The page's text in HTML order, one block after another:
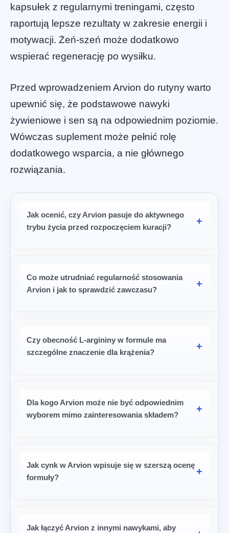
kapsułek z regularnymi treningami, często
raportują lepsze rezultaty w zakresie energii i
motywacji. Żeń-szeń może dodatkowo
wspierać regenerację po wysiłku.
Przed wprowadzeniem Arvion do rutyny warto
upewnić się, że podstawowe nawyki
żywieniowe i sen są na odpowiednim poziomie.
Wówczas suplement może pełnić rolę
dodatkowego wsparcia, a nie głównego
rozwiązania.
Jak ocenić, czy Arvion pasuje do aktywnego
trybu życia przed rozpoczęciem kuracji?
Co może utrudniać regularność stosowania
Arvion i jak to sprawdzić zawczasu?
Czy obecność L-argininy w formule ma
szczególne znaczenie dla krążenia?
Dla kogo Arvion może nie być odpowiednim
wyborem mimo zainteresowania składem?
Jak cynk w Arvion wpisuje się w szerszą ocenę
formuły?
Jak łączyć Arvion z innymi nawykami, aby